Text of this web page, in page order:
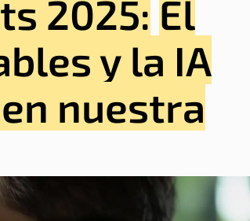
2025: El
y la IA
nuestra